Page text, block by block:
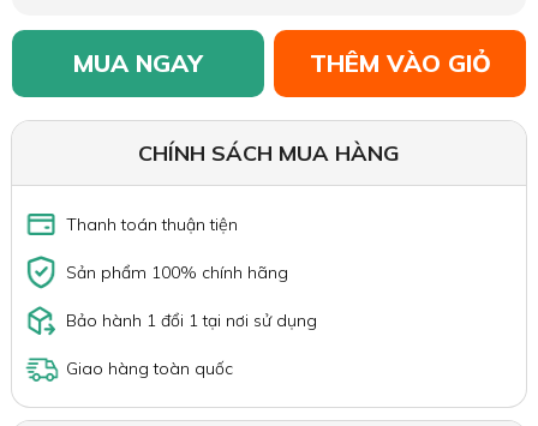
MUA NGAY THÊM VÀO GIỎ
CHÍNH SÁCH MUA HÀNG
Thanh toán thuận tiện
Sản phẩm 100% chính hãng
Bảo hành 1 đổi 1 tại nơi sử dụng
Giao hàng toàn quốc